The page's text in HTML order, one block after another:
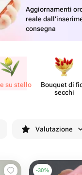
Aggiornamenti
reale
consegna
su stello
Bouquet di
secchi
Valutazione
-30%